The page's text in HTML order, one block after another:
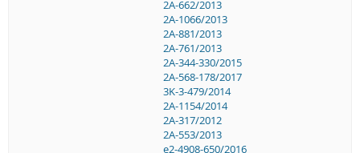
2A-662/2013
2A-1066/2013
2A-881/2013
2A-761/2013
2A-344-330/2015
2A-568-178/2017
3K-3-479/2014
2A-1154/2014
2A-317/2012
2A-553/2013
e2-4908-650/2016